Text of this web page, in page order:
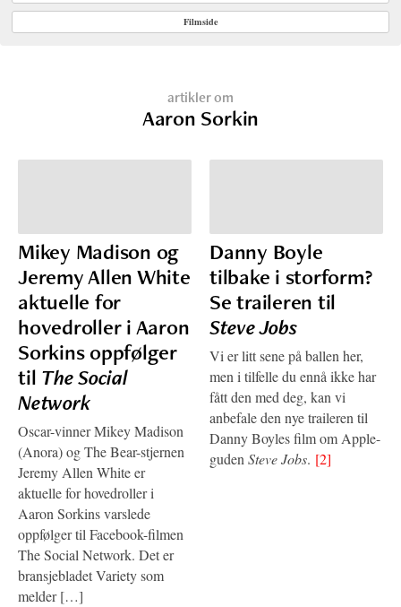
Filmside
artikler om
Aaron Sorkin
Mikey Madison og
Jeremy Allen White
aktuelle for
hovedroller i Aaron
Sorkins oppfølger
til The Social
Network
Oscar-vinner Mikey Madison
(Anora) og The Bear-stjernen
Jeremy Allen White er
aktuelle for hovedroller i
Aaron Sorkins varslede
oppfølger til Facebook-filmen
The Social Network. Det er
bransjebladet Variety som
melder […]
Danny Boyle
tilbake i storform?
Se traileren til
Steve Jobs
Vi er litt sene på ballen her,
men i tilfelle du ennå ikke har
fått den med deg, kan vi
anbefale den nye traileren til
Danny Boyles film om Apple-
guden Steve Jobs. [2]